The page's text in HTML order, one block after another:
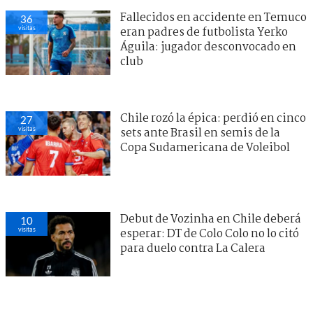
36
visitas
Fallecidos en accidente en Temuco
eran padres de futbolista Yerko
Águila: jugador desconvocado en
club
27
visitas
Chile rozó la épica: perdió en cinco
sets ante Brasil en semis de la
Copa Sudamericana de Voleibol
10
visitas
Debut de Vozinha en Chile deberá
esperar: DT de Colo Colo no lo citó
para duelo contra La Calera